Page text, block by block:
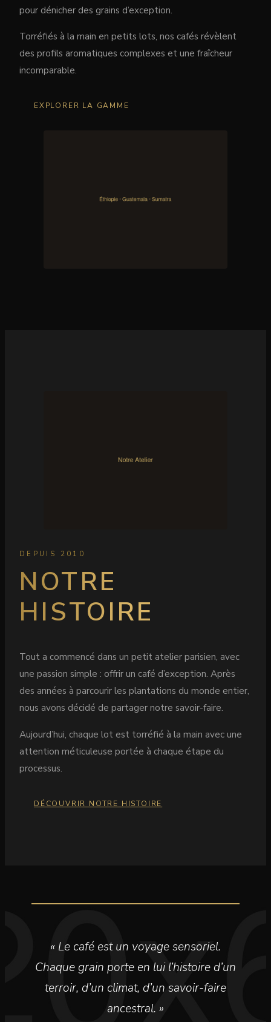
pour dénicher des grains d’exception.
Torréfiés à la main en petits lots, nos cafés révèlent
des profils aromatiques complexes et une fraîcheur
incomparable.
EXPLORER LA GAMME
DEPUIS 2010
NOTRE
HISTOIRE
Tout a commencé dans un petit atelier parisien, avec
une passion simple : offrir un café d’exception. Après
des années à parcourir les plantations du monde entier,
nous avons décidé de partager notre savoir-faire.
Aujourd’hui, chaque lot est torréfié à la main avec une
attention méticuleuse portée à chaque étape du
processus.
DÉCOUVRIR NOTRE HISTOIRE
« Le café est un voyage sensoriel.
Chaque grain porte en lui l’histoire d’un
terroir, d’un climat, d’un savoir-faire
ancestral. »